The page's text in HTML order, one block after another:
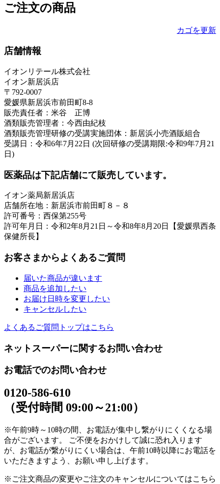
ご注文の商品
カゴを更新
店舗情報
イオンリテール株式会社
イオン新居浜店
〒792-0007
愛媛県新居浜市前田町8-8
販売責任者：米谷 正博
酒類販売管理者：今西由紀枝
酒類販売管理研修の受講実施団体：新居浜小売酒販組合
受講日：令和6年7月22日 (次回研修の受講期限:令和9年7月21
日)
医薬品は下記店舗にて販売しています。
イオン薬局新居浜店
店舗所在地：新居浜市前田町８－８
許可番号：西保第255号
許可年月日：令和2年8月21日～令和8年8月20日【愛媛県西条
保健所長】
お客さまからよくあるご質問
届いた商品が違います
商品を追加したい
お届け日時を変更したい
キャンセルしたい
よくあるご質問トップはこちら
ネットスーパーに関するお問い合わせ
お電話でのお問い合わせ
0120-586-610
（受付時間 09:00～21:00）
※午前9時～10時の間、お電話が集中し繋がりにくくなる場
合がございます。 ご不便をおかけして誠に恐れ入ります
が、お電話が繋がりにくい場合は、午前10時以降にお電話を
いただきますよう、お願い申し上げます。
※ご注文商品の変更やご注文のキャンセルについてはこちら